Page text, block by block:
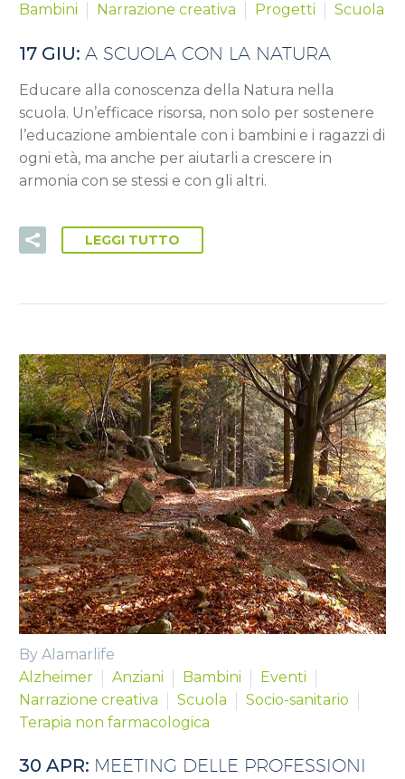
Bambini
Narrazione creativa Progetti Scuola
17 GIU: A SCUOLA CON LA NATURA
Educare alla conoscenza della Natura nella
scuola. Un’efficace risorsa, non solo per sostenere
l’educazione ambientale con i bambini e i ragazzi di
ogni età, ma anche per aiutarli a crescere in
armonia con se stessi e con gli altri.
LEGGI TUTTO
By Alamarlife
Alzheimer
Anziani Bambini
Eventi
Narrazione creativa
Scuola
Socio-sanitario
Terapia non farmacologica
30 APR: MEETING DELLE PROFESSIONI